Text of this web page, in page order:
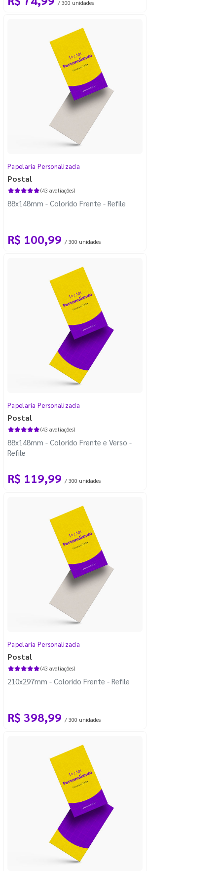
/ 300 unidades
Papelaria Personalizada
Postal
(43 avaliações)
88x148mm - Colorido Frente - Refile
R$ 100,99 / 300 unidades
Papelaria Personalizada
Postal
(43 avaliações)
88x148mm - Colorido Frente e Verso -
Refile
R$ 119,99 / 300 unidades
Papelaria Personalizada
Postal
(43 avaliações)
210x297mm - Colorido Frente - Refile
R$ 398,99 / 300 unidades